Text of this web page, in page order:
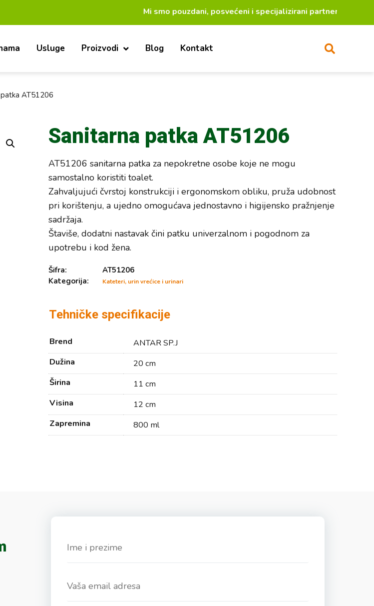
Mi smo pouzdani, posvećeni i specijalizirani partneri za lakši život –
Usluge Proizvodi Blog Kontakt
AT51206
Sanitarna patka AT51206
AT51206 sanitarna patka za nepokretne osobe koje ne mogu
samostalno koristiti toalet.
Zahvaljujući čvrstoj konstrukciji i ergonomskom obliku, pruža udobnost
pri korištenju, a ujedno omogućava jednostavno i higijensko pražnjenje
sadržaja.
Štaviše, dodatni nastavak čini patku univerzalnom i pogodnom za
upotrebu i kod žena.
Šifra:
AT51206
Kategorija:
Kateteri, urin vrećice i urinari
Tehničke specifikacije
Brend
ANTAR SP.J
Dužina
20 cm
Širina
11 cm
Visina
12 cm
Zapremina
800 ml